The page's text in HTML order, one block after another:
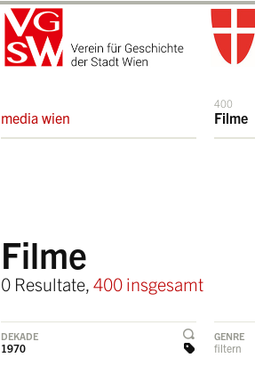
media wien
400
Filme
Filme
0 Resultate, 400 insgesamt
DEKADE
1970
GENRE
filtern